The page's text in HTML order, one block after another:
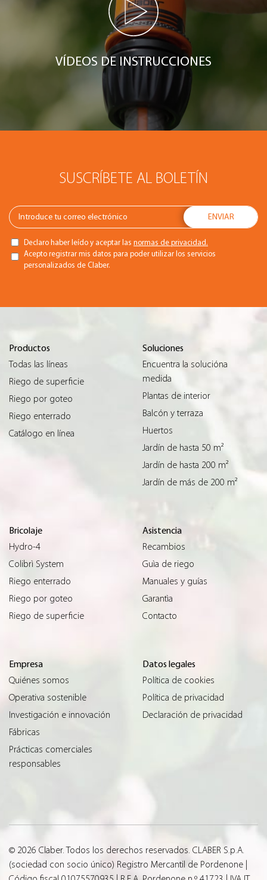
VÍDEOS DE INSTRUCCIONES
SUSCRÍBETE AL BOLETÍN
Declaro haber leído y aceptar las normas de privacidad.
Acepto registrar mis datos para poder utilizar los servicios
personalizados de Claber.
Productos
Todas las líneas
Riego de superficie
Riego por goteo
Riego enterrado
Catálogo en línea
Soluciones
Encuentra la solucióna
medida
Plantas de interior
Balcón y terraza
Huertos
Jardín de hasta 50 m²
Jardín de hasta 200 m²
Jardín de más de 200 m²
Bricolaje
Hydro-4
Colibrì System
Riego enterrado
Riego por goteo
Riego de superficie
Asistencia
Recambios
Guìa de riego
Manuales y guías
Garantìa
Contacto
Empresa
Quiénes somos
Operativa sostenible
Investigación e innovación
Fábricas
Prácticas comerciales
responsables
Datos legales
Política de cookies
Política de privacidad
Declaración de privacidad
© 2026 Claber. Todos los derechos reservados. CLABER S.p.A.
(sociedad con socio único) Registro Mercantil de Pordenone |